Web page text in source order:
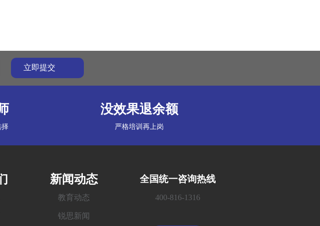
择
没效果退余额
严格培训再上岗
新闻动态
教育动态
锐思新闻
全国统一咨询热线
400-816-1316